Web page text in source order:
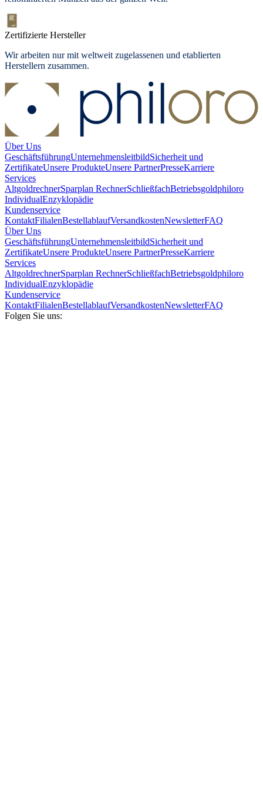
Zertifizierte Hersteller
Wir arbeiten nur mit weltweit zugelassenen und etablierten
Herstellern zusammen.
Über Uns
GeschäftsführungUnternehmensleitbildSicherheit und
ZertifikateUnsere ProdukteUnsere PartnerPresseKarriere
Services
AltgoldrechnerSparplan RechnerSchließfachBetriebsgoldphiloro
IndividualEnzyklopädie
Kundenservice
KontaktFilialenBestellablaufVersandkostenNewsletterFAQ
Über Uns
GeschäftsführungUnternehmensleitbildSicherheit und
ZertifikateUnsere ProdukteUnsere PartnerPresseKarriere
Services
AltgoldrechnerSparplan RechnerSchließfachBetriebsgoldphiloro
IndividualEnzyklopädie
Kundenservice
KontaktFilialenBestellablaufVersandkostenNewsletterFAQ
Folgen Sie uns: